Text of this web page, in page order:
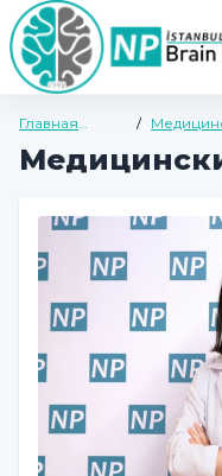
Главная
/